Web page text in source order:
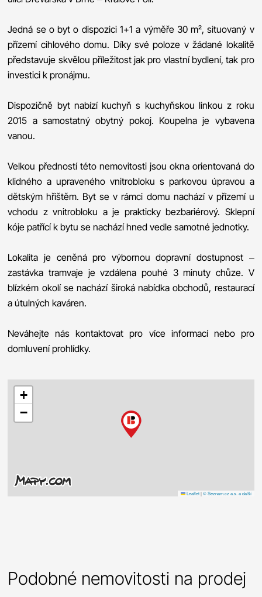
Jedná se o byt o dispozici 1+1 a výměře 30 m², situovaný v
přízemí cihlového domu. Díky své poloze v žádané lokalitě
představuje skvělou příležitost jak pro vlastní bydlení, tak pro
investici k pronájmu.
Dispozičně byt nabízí kuchyň s kuchyňskou linkou z roku
2015 a samostatný obytný pokoj. Koupelna je vybavena
vanou.
Velkou předností této nemovitosti jsou okna orientovaná do
klidného a upraveného vnitrobloku s parkovou úpravou a
dětským hřištěm. Byt se v rámci domu nachází v přízemí u
vchodu z vnitrobloku a je prakticky bezbariérový. Sklepní
kóje patřící k bytu se nachází hned vedle samotné jednotky.
Lokalita je ceněná pro výbornou dopravní dostupnost –
zastávka tramvaje je vzdálena pouhé 3 minuty chůze. V
blízkém okolí se nachází široká nabídka obchodů, restaurací
a útulných kaváren.
Neváhejte nás kontaktovat pro více informací nebo pro
domluvení prohlídky.
+
−
Leaflet | © Seznam.cz a.s. a další
Podobné nemovitosti na prodej